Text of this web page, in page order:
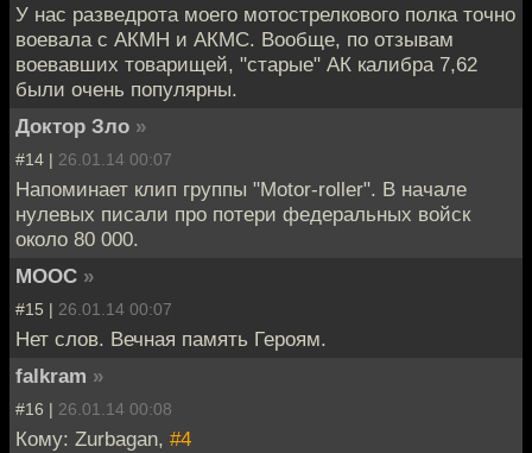
У нас разведрота моего мотострелкового полка точно
воевала с АКМН и АКМС. Вообще, по отзывам
воевавших товарищей, "старые" АК калибра 7,62
были очень популярны.
Доктор Зло »
#14 | 26.01.14 00:07
Напоминает клип группы "Motor-roller". В начале
нулевых писали про потери федеральных войск
около 80 000.
MOOC »
#15 | 26.01.14 00:07
Нет слов. Вечная память Героям.
falkram »
#16 | 26.01.14 00:08
Кому: Zurbagan, #4